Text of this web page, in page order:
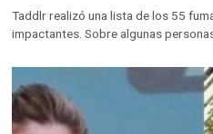
Taddlr realizó una lista de los 55
impactantes. Sobre algunas